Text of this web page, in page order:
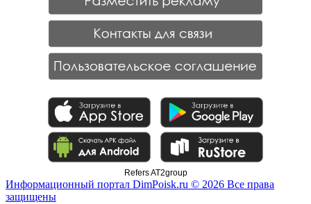
Refers AT2group
Информационный портал DimPoisk.ru © 2026 Все права
защищены